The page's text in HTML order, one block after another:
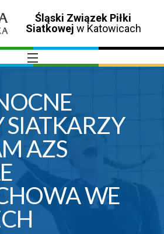
Śląski Związek Piłki
Siatkowej w Katowicach
SIATKARZY
AZS
WE